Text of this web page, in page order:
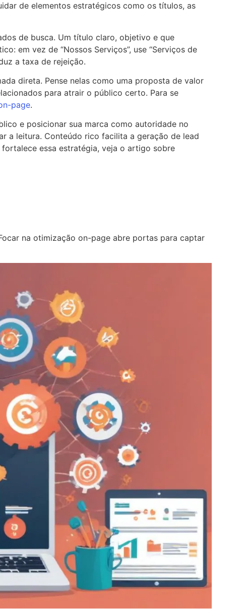
de elementos estratégicos como os títulos, as
de busca. Um título claro, objetivo e que
em vez de “Nossos Serviços”, use “Serviços de
a taxa de rejeição.
direta. Pense nelas como uma proposta de valor
para atrair o público certo. Para se
page.
e posicionar sua marca como autoridade no
a leitura. Conteúdo rico facilita a geração de lead
essa estratégia, veja o artigo sobre
na otimização on-page abre portas para captar